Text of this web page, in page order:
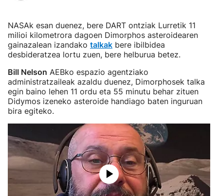
NASAk esan duenez, bere DART ontziak Lurretik 11
milioi kilometrora dagoen Dimorphos asteroidearen
gainazalean izandako talkak bere ibilbidea
desbideratzea lortu zuen, bere helburua betez.
Bill Nelson AEBko espazio agentziako
administratzaileak azaldu duenez, Dimorphosek talka
egin baino lehen 11 ordu eta 55 minutu behar zituen
Didymos izeneko asteroide handiago baten inguruan
bira egiteko.